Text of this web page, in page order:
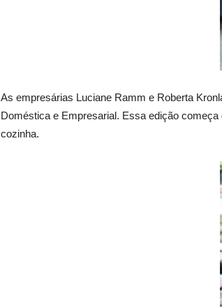
As empresárias Luciane Ramm e Roberta
Doméstica e Empresarial. Essa edição
cozinha.